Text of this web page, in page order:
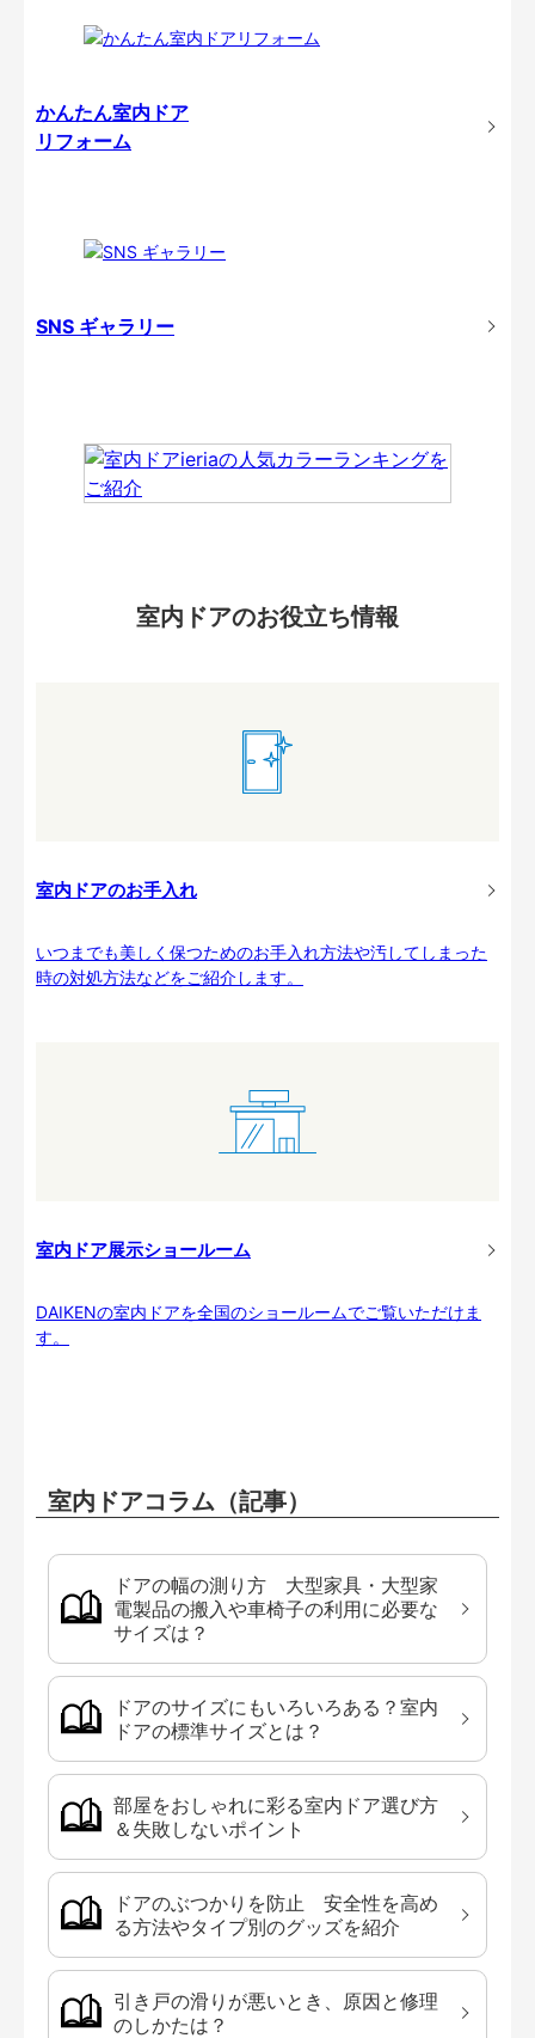
かんたん室内ドア
リフォーム
SNS ギャラリー
室内ドアのお役立ち情報
室内ドアのお手入れ
いつまでも美しく保つためのお手入れ方法や汚してしまった
時の対処方法などをご紹介します。
室内ドア展示ショールーム
DAIKENの室内ドアを全国のショールームでご覧いただけま
す。
室内ドアコラム（記事）
ドアの幅の測り方 大型家具・大型家
電製品の搬入や車椅子の利用に必要な
サイズは？
ドアのサイズにもいろいろある？室内
ドアの標準サイズとは？
部屋をおしゃれに彩る室内ドア選び方
＆失敗しないポイント
ドアのぶつかりを防止 安全性を高め
る方法やタイプ別のグッズを紹介
引き戸の滑りが悪いとき、原因と修理
のしかたは？